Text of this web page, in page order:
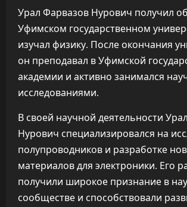
Урал Фарвазов Нурович получил
Уфимском государственном
изучал физику. После окончания
он преподавал в Уфимской
академии и активно занимался
исследованиями.
В своей научной деятельности
Нурович специализировался на
полупроводников и разработке
материалов для электроники. Его
получили широкое признание в
сообществе и способствовали